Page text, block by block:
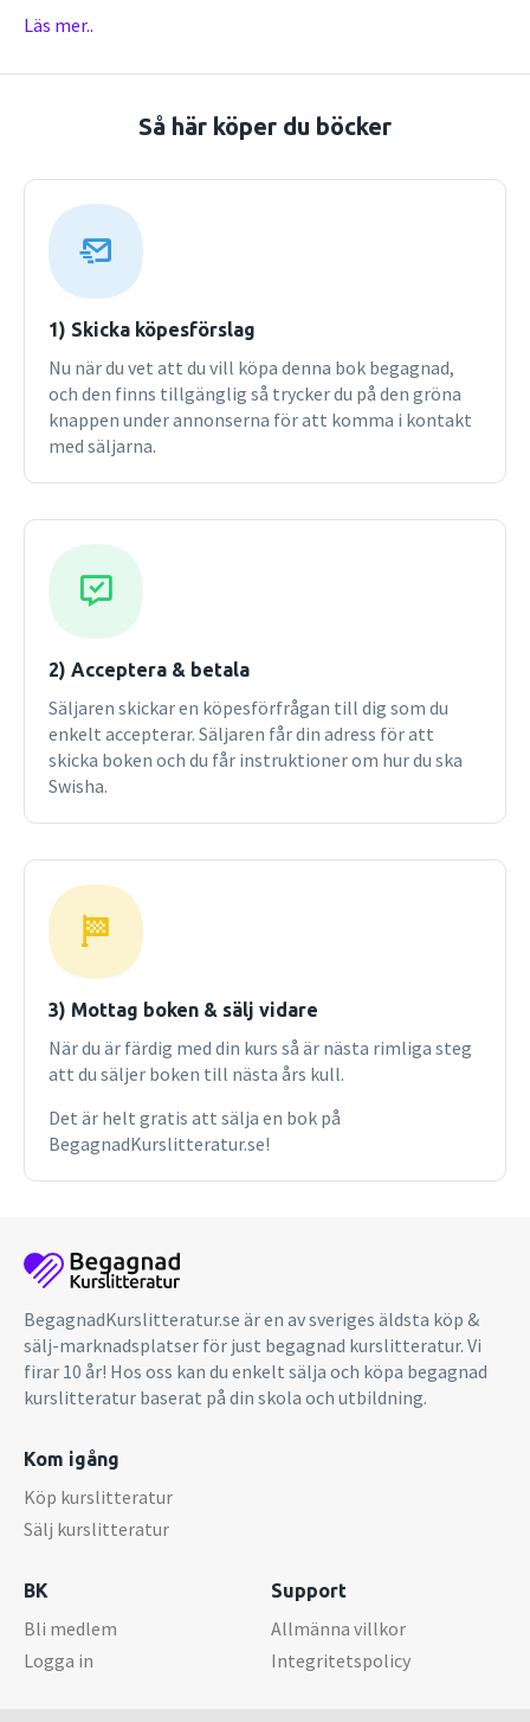
sociologisk inriktning är inte överlägsen en annan och
frågan om vilken typ av kunskap man eftersträvar och vad
och metaforen om en helikopters flygtur över en park och
ett hav åskådliggörs såväl samhällets övergripande
har sedan dess lästs av tiotusentals studenter. Den har
kommit att betraktas som ett standardverk inom svensk
sociologi. Sedan första upplagan utkom har inte bara
världen förändrats, utan också sociologiämnet. I denna
sjätte upplaga har dessa förändringar arbetats in i texten,
bokens grundtanke. Boken vänder sig till studenter i
sociologi och närliggande ämnen men bör, med sitt
eleganta åskådliggörande av samhället och samhällets
förändring, vara givande läsning för alla med ett intresse
för samhällsfrågor. Sjätte upplagan
Läs mer..
Så här köper du böcker
1) Skicka köpesförslag
Nu när du vet att du vill köpa denna bok begagnad,
och den finns tillgänglig så trycker du på den gröna
knappen under annonserna för att komma i kontakt
med säljarna.
2) Acceptera & betala
Säljaren skickar en köpesförfrågan till dig som du
enkelt accepterar. Säljaren får din adress för att
skicka boken och du får instruktioner om hur du ska
Swisha.
3) Mottag boken & sälj vidare
När du är färdig med din kurs så är nästa rimliga steg
att du säljer boken till nästa års kull.
Det är helt gratis att sälja en bok på
BegagnadKurslitteratur.se!
BegagnadKurslitteratur.se är en av sveriges äldsta köp &
sälj-marknadsplatser för just begagnad kurslitteratur. Vi
firar 10 år! Hos oss kan du enkelt sälja och köpa begagnad
kurslitteratur baserat på din skola och utbildning.
Kom igång
Köp kurslitteratur
Sälj kurslitteratur
BK
Bli medlem
Logga in
Support
Allmänna villkor
Integritetspolicy